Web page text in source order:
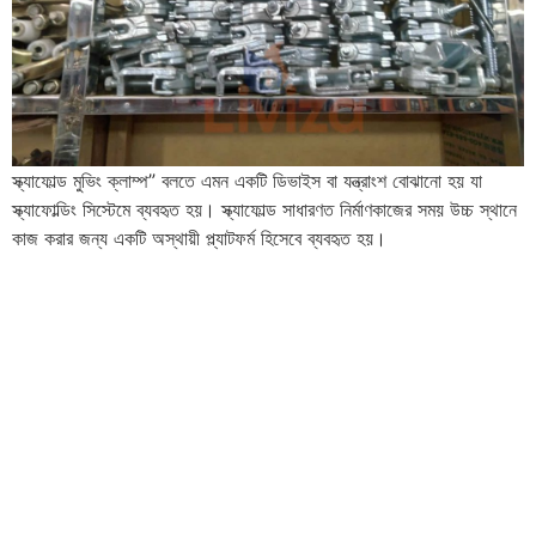
স্ক্যাফোল্ড মুভিং ক্লাম্প” বলতে এমন একটি ডিভাইস বা যন্ত্রাংশ বোঝানো হয় যা
স্ক্যাফোল্ডিং সিস্টেমে ব্যবহৃত হয়। স্ক্যাফোল্ড সাধারণত নির্মাণকাজের সময় উচ্চ স্থানে
কাজ করার জন্য একটি অস্থায়ী প্ল্যাটফর্ম হিসেবে ব্যবহৃত হয়।